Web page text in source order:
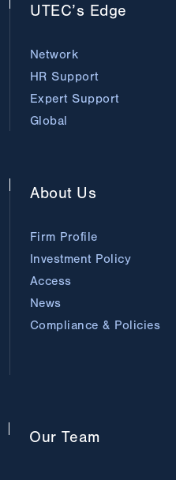
UTEC’s Edge
Network
HR Support
Expert Support
Global
Our Team
About Us
Firm Profile
Investment Policy
Access
News
Compliance & Policies